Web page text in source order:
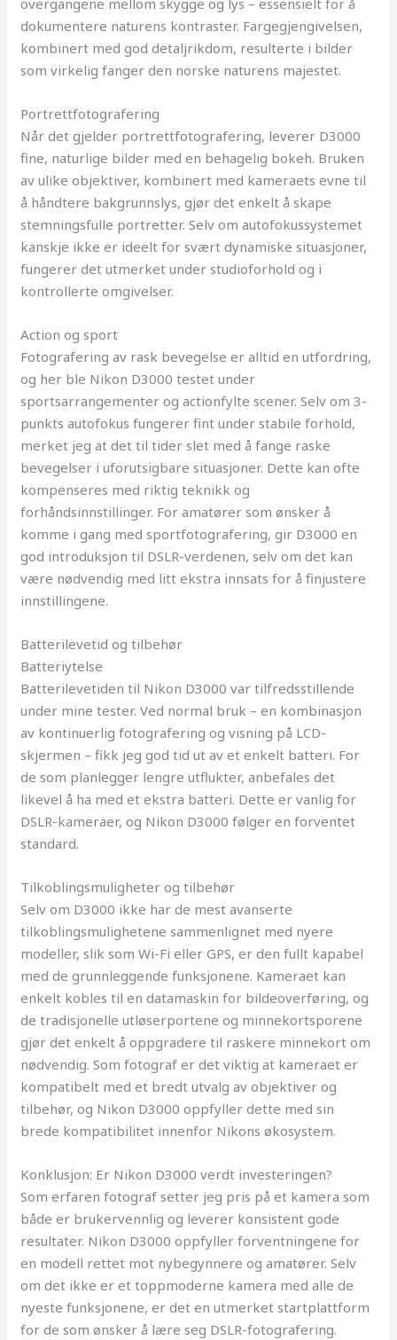
overgangene mellom skygge og lys – essensielt for å
dokumentere naturens kontraster. Fargegjengivelsen,
kombinert med god detaljrikdom, resulterte i bilder
som virkelig fanger den norske naturens majestet.
Portrettfotografering
Når det gjelder portrettfotografering, leverer D3000
fine, naturlige bilder med en behagelig bokeh. Bruken
av ulike objektiver, kombinert med kameraets evne til
å håndtere bakgrunnslys, gjør det enkelt å skape
stemningsfulle portretter. Selv om autofokussystemet
kanskje ikke er ideelt for svært dynamiske situasjoner,
fungerer det utmerket under studioforhold og i
kontrollerte omgivelser.
Action og sport
Fotografering av rask bevegelse er alltid en utfordring,
og her ble Nikon D3000 testet under
sportsarrangementer og actionfylte scener. Selv om 3-
punkts autofokus fungerer fint under stabile forhold,
merket jeg at det til tider slet med å fange raske
bevegelser i uforutsigbare situasjoner. Dette kan ofte
kompenseres med riktig teknikk og
forhåndsinnstillinger. For amatører som ønsker å
komme i gang med sportfotografering, gir D3000 en
god introduksjon til DSLR-verdenen, selv om det kan
være nødvendig med litt ekstra innsats for å finjustere
innstillingene.
Batterilevetid og tilbehør
Batteriytelse
Batterilevetiden til Nikon D3000 var tilfredsstillende
under mine tester. Ved normal bruk – en kombinasjon
av kontinuerlig fotografering og visning på LCD-
skjermen – fikk jeg god tid ut av et enkelt batteri. For
de som planlegger lengre utflukter, anbefales det
likevel å ha med et ekstra batteri. Dette er vanlig for
DSLR-kameraer, og Nikon D3000 følger en forventet
standard.
Tilkoblingsmuligheter og tilbehør
Selv om D3000 ikke har de mest avanserte
tilkoblingsmulighetene sammenlignet med nyere
modeller, slik som Wi-Fi eller GPS, er den fullt kapabel
med de grunnleggende funksjonene. Kameraet kan
enkelt kobles til en datamaskin for bildeoverføring, og
de tradisjonelle utløserportene og minnekortsporene
gjør det enkelt å oppgradere til raskere minnekort om
nødvendig. Som fotograf er det viktig at kameraet er
kompatibelt med et bredt utvalg av objektiver og
tilbehør, og Nikon D3000 oppfyller dette med sin
brede kompatibilitet innenfor Nikons økosystem.
Konklusjon: Er Nikon D3000 verdt investeringen?
Som erfaren fotograf setter jeg pris på et kamera som
både er brukervennlig og leverer konsistent gode
resultater. Nikon D3000 oppfyller forventningene for
en modell rettet mot nybegynnere og amatører. Selv
om det ikke er et toppmoderne kamera med alle de
nyeste funksjonene, er det en utmerket startplattform
for de som ønsker å lære seg DSLR-fotografering.